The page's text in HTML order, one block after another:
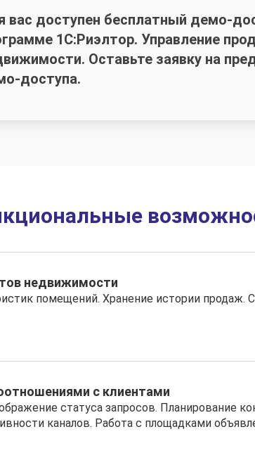
вас доступен бесплатный демо-
1С:Риэлтор. Управление
Оставьте заявку на
доступа.
недвижимости
помещений. Хранение истории продаж.
с клиентами
статуса запросов. Планирование
каналов. Работа с площадками